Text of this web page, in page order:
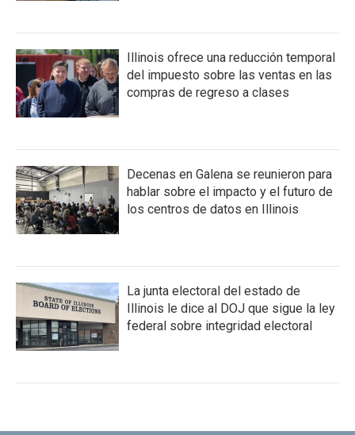
Illinois ofrece una reducción temporal
del impuesto sobre las ventas en las
compras de regreso a clases
Decenas en Galena se reunieron para
hablar sobre el impacto y el futuro de
los centros de datos en Illinois
La junta electoral del estado de
Illinois le dice al DOJ que sigue la ley
federal sobre integridad electoral